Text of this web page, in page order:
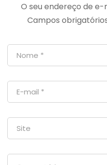
O seu endereço de
Campos